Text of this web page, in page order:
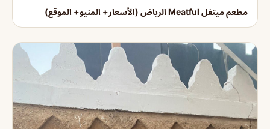
مطعم ميتفل Meatful الرياض (الأسعار+ المنيو+ الموقع)